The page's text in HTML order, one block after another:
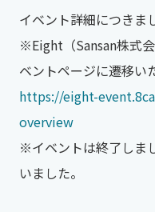
イベント詳細につきま
※Eight（Sansan株式
ベントページに遷移い
https://eight-
overview
※イベントは終了しま
いました。